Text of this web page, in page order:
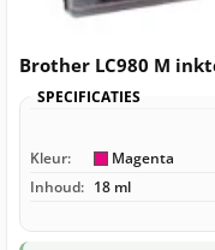
Brother LC980 M
SPECIFICATIES
Kleur: Magenta
Inhoud: 18 ml